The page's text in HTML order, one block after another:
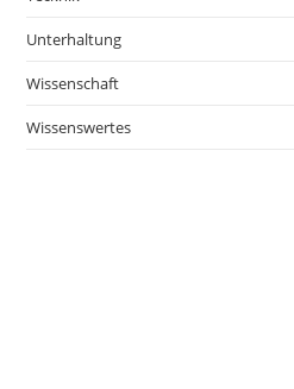
Unterhaltung
Wissenschaft
Wissenswertes